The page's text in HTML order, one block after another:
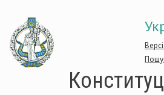
основного
матеріалу